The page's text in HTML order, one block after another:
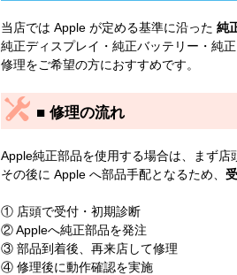
当店では Apple が定める基準に沿った 純
純正ディスプレイ・純正バッテリー・純
修理をご希望の方におすすめです。
■ 修理の流れ
Apple純正部品を使用する場合は、まず店
その後に Apple へ部品手配となるため、
① 店頭で受付・初期診断
② Appleへ純正部品を発注
③ 部品到着後、再来店して修理
④ 修理後に動作確認を実施